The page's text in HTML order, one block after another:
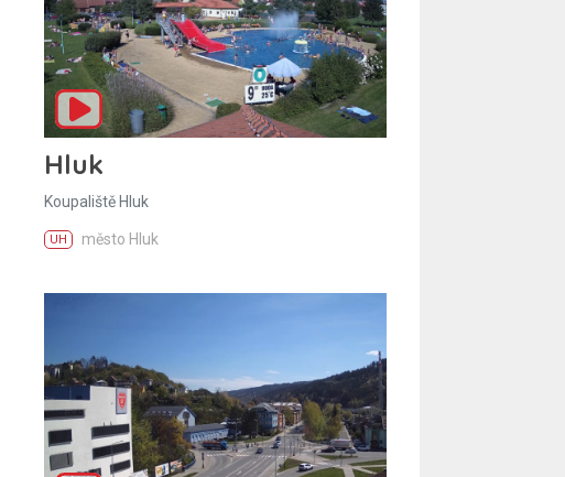
Hluk
Koupaliště Hluk
UH město Hluk